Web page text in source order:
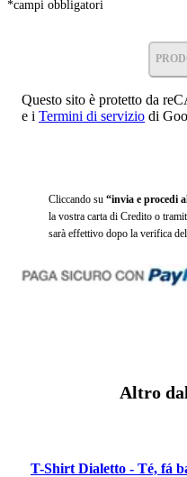
*campi obbligatori
Questo sito è protetto da
e i Termini di servizio di
Cliccando su “invia e procedi
la vostra carta di Credito o
sarà effettivo dopo la verifica
Altro
T-Shirt Dialetto - Té, fá